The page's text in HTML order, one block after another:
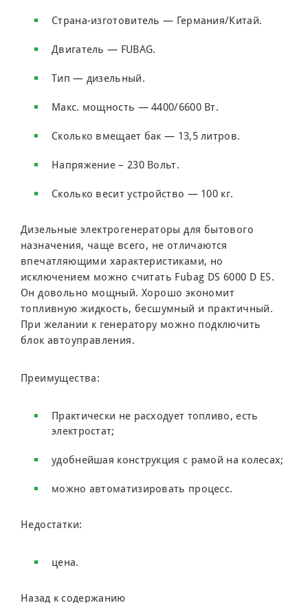
Страна-изготовитель — Германия/Китай.
Двигатель — FUBAG.
Тип — дизельный.
Макс. мощность — 4400/6600 Вт.
Сколько вмещает бак — 13,5 литров.
Напряжение – 230 Вольт.
Сколько весит устройство — 100 кг.
Дизельные электрогенераторы для бытового
назначения, чаще всего, не отличаются
впечатляющими характеристиками, но
исключением можно считать Fubag DS 6000 D ES.
Он довольно мощный. Хорошо экономит
топливную жидкость, бесшумный и практичный.
При желании к генератору можно подключить
блок автоуправления.
Преимущества:
Практически не расходует топливо, есть
электростат;
удобнейшая конструкция с рамой на колесах;
можно автоматизировать процесс.
Недостатки:
цена.
Назад к содержанию